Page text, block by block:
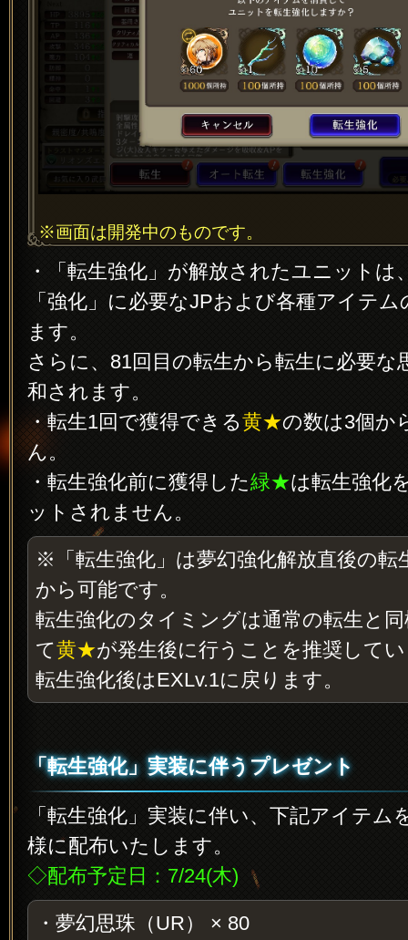
※画面は開発中のものです。
・「転生強化」が解放されたユニットは
「強化」に必要なJPおよび各種アイテ
ます。
さらに、81回目の転生から転生に必要な
和されます。
・転生1回で獲得できる黄★の数は3個か
ん。
・転生強化前に獲得した緑★は転生強化
ットされません。
※「転生強化」は夢幻強化解放直後の転
から可能です。
転生強化のタイミングは通常の転生と
て黄★が発生後に行うことを推奨して
転生強化後はEXLv.1に戻ります。
「転生強化」実装に伴うプレゼント
「転生強化」実装に伴い、下記アイテム
様に配布いたします。
◇配布予定日：7/24(木)
・夢幻思珠（UR） × 80